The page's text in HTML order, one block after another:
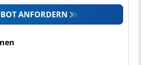
ANFORDERN